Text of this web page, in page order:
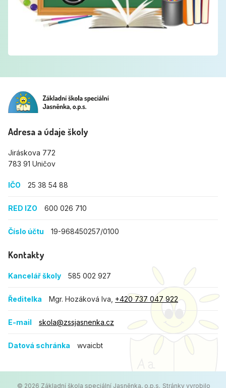
Adresa a údaje školy
Jiráskova 772
783 91 Uničov
IČO 25 38 54 88
RED IZO 600 026 710
Číslo účtu 19-968450257/0100
Kontakty
Kancelář školy 585 002 927
Ředitelka Mgr. Hozáková Iva, +420 737 047 922
E-mail skola@zssjasnenka.cz
Datová schránka wvaicbt
© 2026 Základní škola speciální Jasněnka, o.p.s. Stránky vyrobilo